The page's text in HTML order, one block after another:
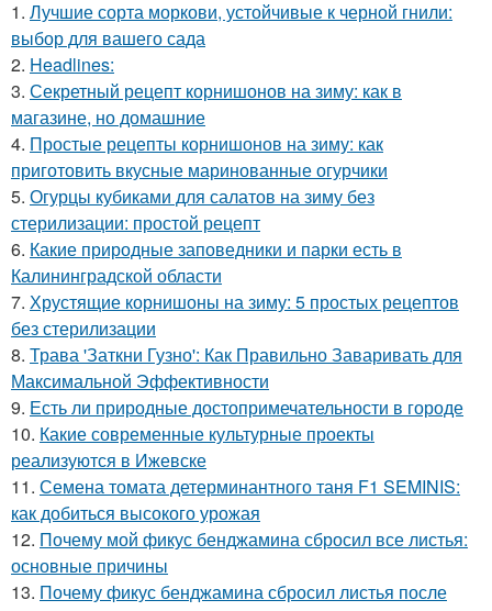
1. Лучшие сорта моркови, устойчивые к черной гнили:
выбор для вашего сада
2. Headlines:
3. Секретный рецепт корнишонов на зиму: как в
магазине, но домашние
4. Простые рецепты корнишонов на зиму: как
приготовить вкусные маринованные огурчики
5. Огурцы кубиками для салатов на зиму без
стерилизации: простой рецепт
6. Какие природные заповедники и парки есть в
Калининградской области
7. Хрустящие корнишоны на зиму: 5 простых рецептов
без стерилизации
8. Трава 'Заткни Гузно': Как Правильно Заваривать для
Максимальной Эффективности
9. Есть ли природные достопримечательности в городе
10. Какие современные культурные проекты
реализуются в Ижевске
11. Семена томата детерминантного таня F1 SEMINIS:
как добиться высокого урожая
12. Почему мой фикус бенджамина сбросил все листья:
основные причины
13. Почему фикус бенджамина сбросил листья после